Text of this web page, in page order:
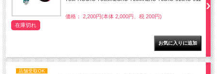
価格： 2,200円(本体 2,000円、税 200円)
在庫切れ
店舗受取OK